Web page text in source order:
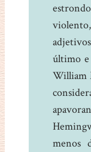
último e
William
menos